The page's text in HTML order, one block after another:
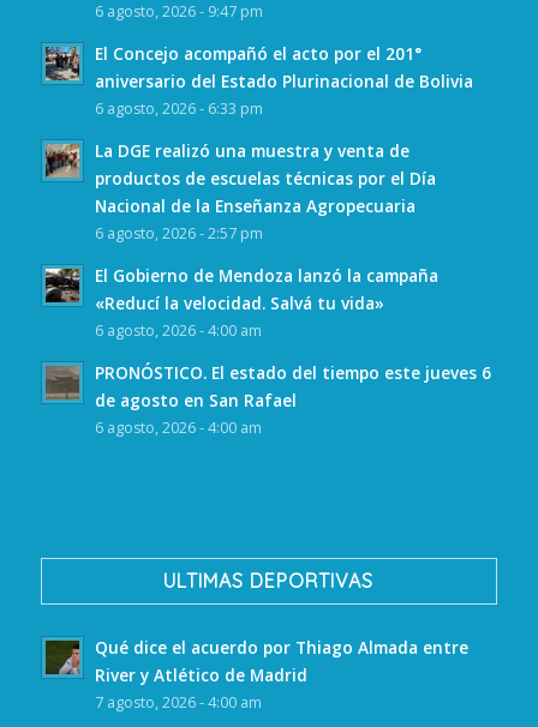
6 agosto, 2026 - 9:47 pm
El Concejo acompañó el acto por el 201°
aniversario del Estado Plurinacional de Bolivia
6 agosto, 2026 - 6:33 pm
La DGE realizó una muestra y venta de
productos de escuelas técnicas por el Día
Nacional de la Enseñanza Agropecuaria
6 agosto, 2026 - 2:57 pm
El Gobierno de Mendoza lanzó la campaña
«Reducí la velocidad. Salvá tu vida»
6 agosto, 2026 - 4:00 am
PRONÓSTICO. El estado del tiempo este jueves 6
de agosto en San Rafael
6 agosto, 2026 - 4:00 am
ULTIMAS DEPORTIVAS
Qué dice el acuerdo por Thiago Almada entre
River y Atlético de Madrid
7 agosto, 2026 - 4:00 am